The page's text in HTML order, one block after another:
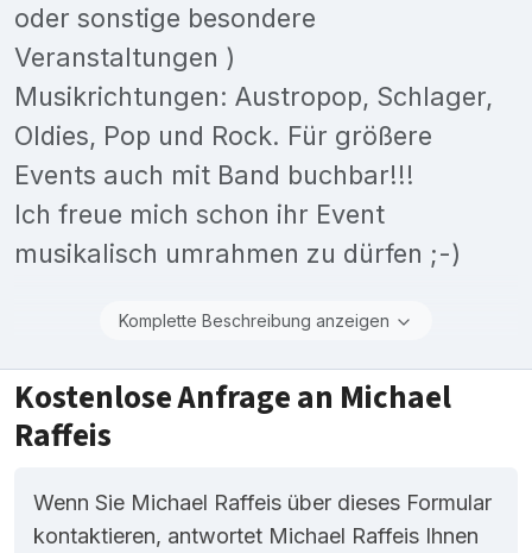
oder sonstige besondere
Veranstaltungen )
Musikrichtungen: Austropop, Schlager,
Oldies, Pop und Rock. Für größere
Events auch mit Band buchbar!!!
Ich freue mich schon ihr Event
musikalisch umrahmen zu dürfen ;-)
Komplette Beschreibung anzeigen
Kostenlose Anfrage an Michael
Raffeis
Wenn Sie Michael Raffeis über dieses Formular
kontaktieren, antwortet Michael Raffeis Ihnen